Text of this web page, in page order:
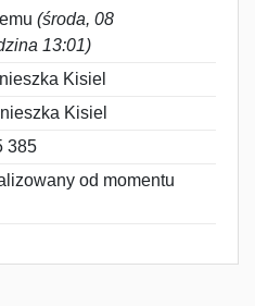
(środa, 08
13:01)
Kisiel
Kisiel
385
od momentu